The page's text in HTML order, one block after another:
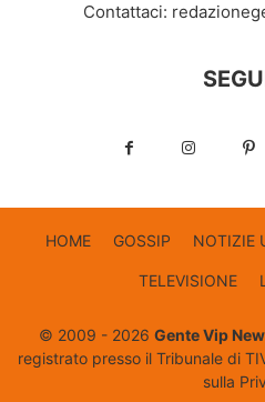
Contattaci:
HOME GOSSIP NOTIZIE
TELEVISIONE
© 2009 - 2026 Gente Vip
registrato presso il Tribunale di
sulla